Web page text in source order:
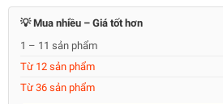
💡 Mua nhiều – Giá tốt hơn
1 – 11 sản phẩm
Từ 12 sản phẩm
Từ 36 sản phẩm